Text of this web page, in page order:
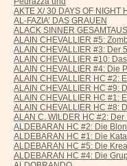
AKTE X/ 30 DAYS OF NIGHT
AL-FAZIA’ DAS GRAUEN
ALACK SINNER
ALAIN CHEVALLIER #5:
ALAIN CHEVALLIER #3: Der
ALAIN CHEVALLIER #10:
ALAIN CHEVALLIER #4: Die
ALAIN CHEVALLIER HC #2:
ALAIN CHEVALLIER HC #9:
ALAIN CHEVALLIER HC #1:
ALAIN CHEVALLIER HC #8:
ALAN C. WILDER HC #2:
ALDEBARAN HC #2: Die
ALDEBARAN HC #1: Die
ALDEBARAN HC #5: Die
ALDEBARAN HC #4: Die